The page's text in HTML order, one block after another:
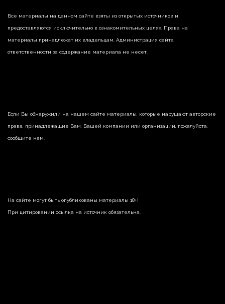
Все материалы на данном сайте взяты из открытых источников и
предоставляются исключительно в ознакомительных целях. Права на
материалы принадлежат их владельцам. Администрация сайта
ответственности за содержание материала не несет.
Если Вы обнаружили на нашем сайте материалы, которые нарушают авторские
права, принадлежащие Вам, Вашей компании или организации, пожалуйста,
сообщите нам.
На сайте могут быть опубликованы материалы 18+!
При цитировании ссылка на источник обязательна.